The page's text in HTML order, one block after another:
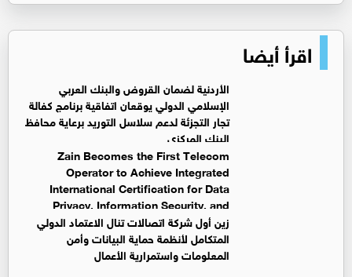
اقرأ أيضا
الأردنية لضمان القروض والبنك العربي
الإسلامي الدولي يوقعان اتفاقية برنامج كفالة
تجار التجزئة لدعم سلاسل التوريد برعاية محافظ
البنك المركزي
Zain Becomes the First Telecom
Operator to Achieve Integrated
International Certification for Data
Privacy, Information Security, and
Business Continuity Management Systems
زين أول شركة اتصالات تنال الاعتماد الدولي
المتكامل لأنظمة حماية البيانات وأمن
المعلومات واستمرارية الأعمال